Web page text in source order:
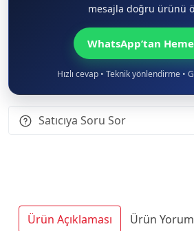
mesajla doğru ürünü
WhatsApp’tan
Hızlı cevap • Teknik yönlendirme •
Satıcıya Soru Sor
Ürün Açıklaması Ürün